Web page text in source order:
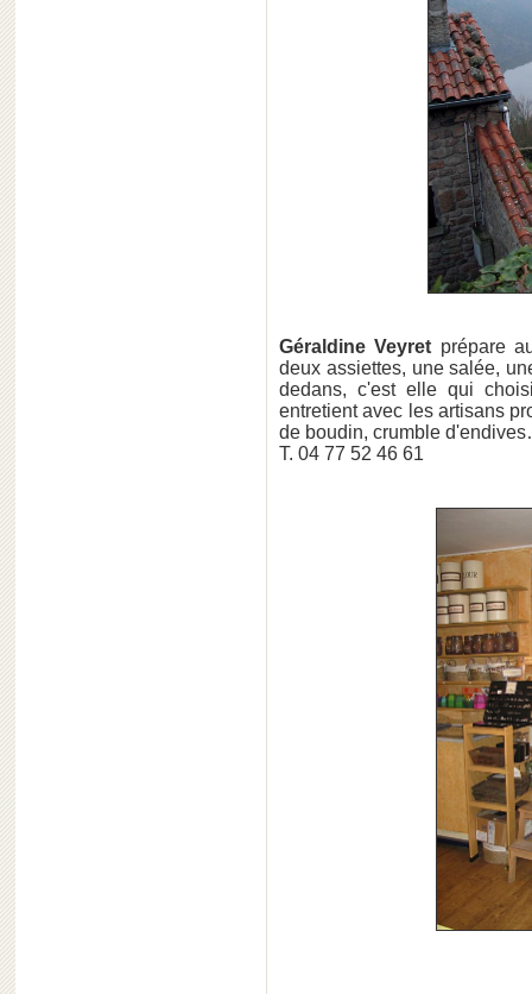
Géraldine Veyret prépare
deux assiettes, une salée,
dedans, c'est elle qui
entretient avec les artisans
de boudin, crumble
T. 04 77 52 46 61